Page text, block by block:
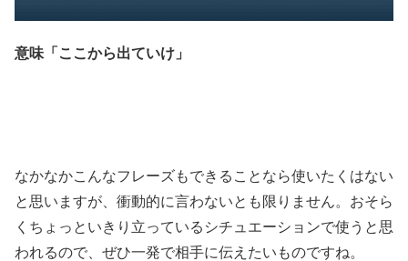
意味「ここから出ていけ」
なかなかこんなフレーズもできることなら使いたくはない
と思いますが、衝動的に言わないとも限りません。おそら
くちょっといきり立っているシチュエーションで使うと思
われるので、ぜひ一発で相手に伝えたいものですね。